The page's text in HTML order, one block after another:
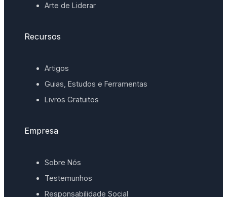
Arte de Liderar
Recursos
Artigos
Guias, Estudos e Ferramentas
Livros Gratuitos
Empresa
Sobre Nós
Testemunhos
Responsabilidade Social